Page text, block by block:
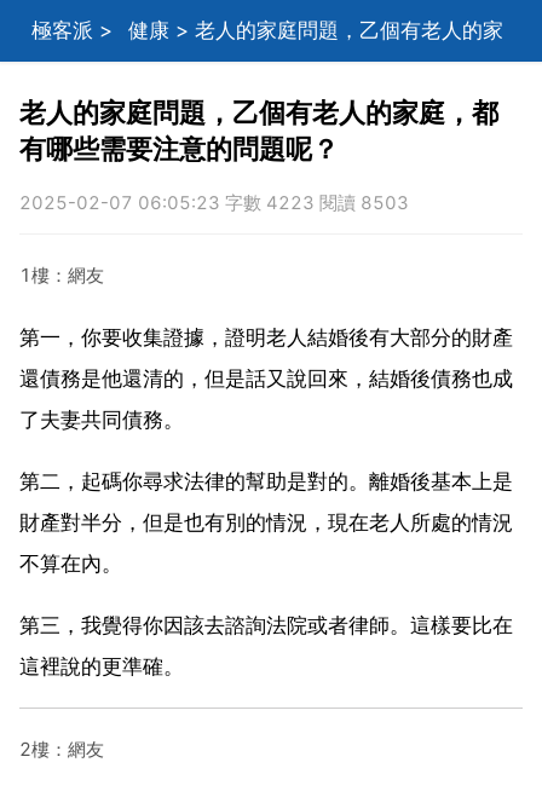
極客派 > 健康 > 老人的家庭問題，乙個有老人的家
庭，都有哪些需要注意的問題呢？
老人的家庭問題，乙個有老人的家庭，都
有哪些需要注意的問題呢？
2025-02-07 06:05:23 字數 4223 閱讀 8503
1樓：網友
第一，你要收集證據，證明老人結婚後有大部分的財產
還債務是他還清的，但是話又說回來，結婚後債務也成
了夫妻共同債務。
第二，起碼你尋求法律的幫助是對的。離婚後基本上是
財產對半分，但是也有別的情況，現在老人所處的情況
不算在內。
第三，我覺得你因該去諮詢法院或者律師。這樣要比在
這裡說的更準確。
2樓：網友